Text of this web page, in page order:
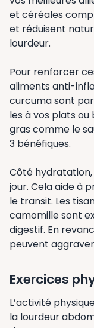
et céréales
et réduisent
lourdeur.
Pour renforcer
aliments anti-
curcuma sont
les à vos plats ou
gras comme le
3 bénéfiques.
Côté hydratation,
jour. Cela aide à
le transit. Les
camomille sont
digestif. En
peuvent
Exercices
L’activité
la lourdeur